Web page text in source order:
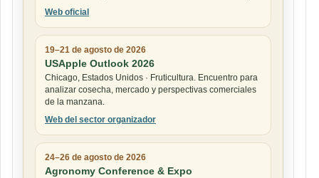
Web oficial
19–21 de agosto de 2026
USApple Outlook 2026
Chicago, Estados Unidos · Fruticultura. Encuentro para
analizar cosecha, mercado y perspectivas comerciales
de la manzana.
Web del sector organizador
24–26 de agosto de 2026
Agronomy Conference & Expo